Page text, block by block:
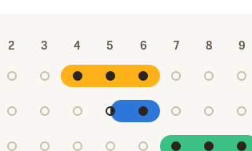
2 3 4 5 6 7 8 9